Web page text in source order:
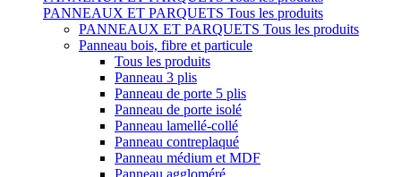
PANNEAUX ET PARQUETS Tous les produits
PANNEAUX ET PARQUETS Tous les produits
Panneau bois, fibre et particule
Tous les produits
Panneau 3 plis
Panneau de porte 5 plis
Panneau de porte isolé
Panneau lamellé-collé
Panneau contreplaqué
Panneau médium et MDF
Panneau aggloméré